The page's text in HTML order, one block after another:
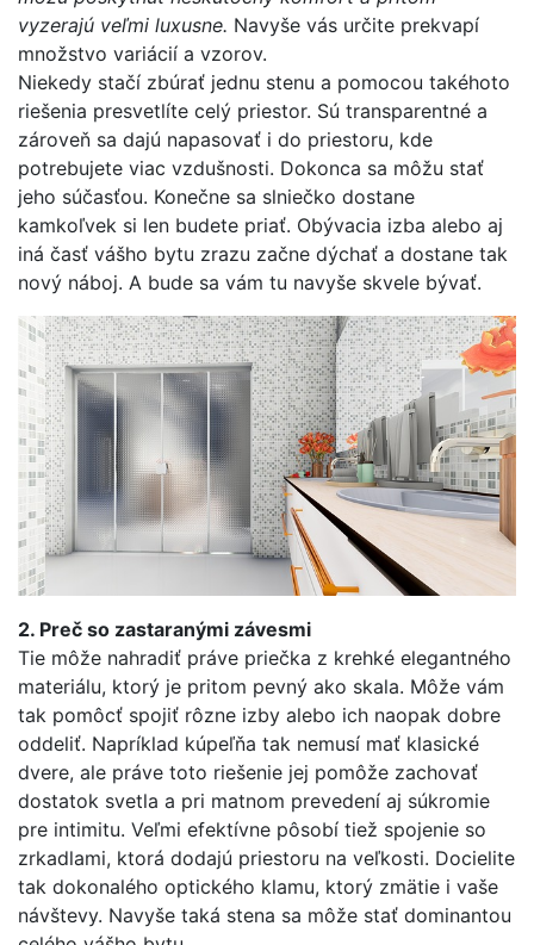
vyzerajú veľmi luxusne. Navyše vás určite prekvapí
množstvo variácií a vzorov.
Niekedy stačí zbúrať jednu stenu a pomocou takéhoto
riešenia presvetlíte celý priestor. Sú transparentné a
zároveň sa dajú napasovať i do priestoru, kde
potrebujete viac vzdušnosti. Dokonca sa môžu stať
jeho súčasťou. Konečne sa slniečko dostane
kamkoľvek si len budete priať. Obývacia izba alebo aj
iná časť vášho bytu zrazu začne dýchať a dostane tak
nový náboj. A bude sa vám tu navyše skvele bývať.
2. Preč so zastaranými závesmi
Tie môže nahradiť práve priečka z krehké elegantného
materiálu, ktorý je pritom pevný ako skala. Môže vám
tak pomôcť spojiť rôzne izby alebo ich naopak dobre
oddeliť. Napríklad kúpeľňa tak nemusí mať klasické
dvere, ale práve toto riešenie jej pomôže zachovať
dostatok svetla a pri matnom prevedení aj súkromie
pre intimitu. Veľmi efektívne pôsobí tiež spojenie so
zrkadlami, ktorá dodajú priestoru na veľkosti. Docielite
tak dokonalého optického klamu, ktorý zmätie i vaše
návštevy. Navyše taká stena sa môže stať dominantou